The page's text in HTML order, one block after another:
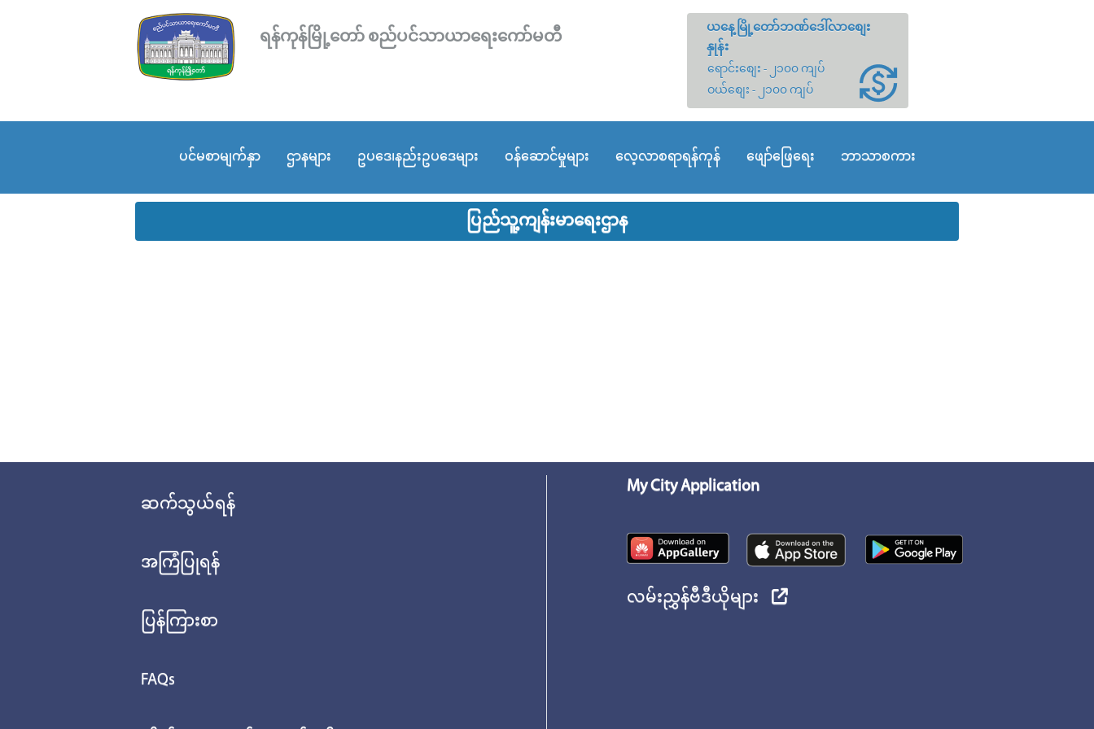
ရန်ကုန်မြို့တော် စည်ပင်သာယာရေးကော်မတီ
ယနေ့မြို့တော်ဘဏ်ဒေါ်လာစျေး
နှုန်း
ရောင်းစျေး - ၂၁၀၀ ကျပ်
ဝယ်စျေး - ၂၁၀၀ ကျပ်
ပင်မစာမျက်နှာ ဌာနများ ဥပဒေ၊နည်းဥပဒေများ ဝန်ဆောင်မှုများ လေ့လာစရာရန်ကုန် ဖျော်ဖြေရေး ဘာသာစကား
ပြည်သူ့ကျန်းမာရေးဌာန
ဆက်သွယ်ရန်
အကြံပြုရန်
ပြန်ကြားစာ
FAQs
My City Application
လမ်းညွှန်ဗီဒီယိုများ